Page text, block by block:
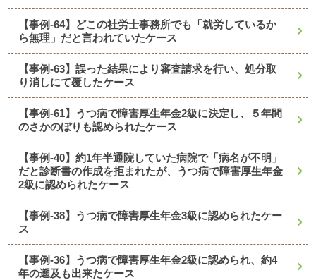
【事例-64】どこの社労士事務所でも「就労しているか
ら無理」だと言われていたケース
【事例-63】誤った結果により審査請求を行い、処分取
り消しにて覆したケース
【事例-61】うつ病で障害厚生年金2級に決定し、５年間
のさかのぼりも認められたケース
【事例-40】約1年半通院していた病院で「病名が不明」
だと診断書の作成を拒まれたが、うつ病で障害厚生年金
2級に認められたケース
【事例-38】うつ病で障害厚生年金3級に認められたケー
ス
【事例-36】うつ病で障害厚生年金2級に認められ、約4
年の遡及も出来たケース